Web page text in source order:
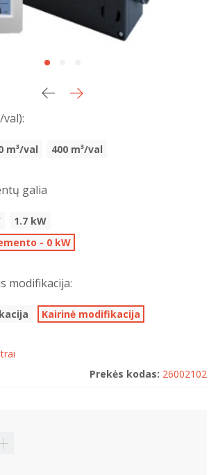
m³/val 400 m³/val
galia
1.7 kW
- 0 kW
modifikacija:
Kairinė modifikacija
Prekės kodas: 26002102